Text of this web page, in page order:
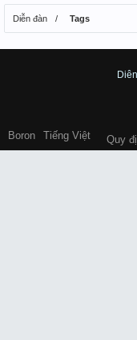
Diễn đàn Tags
Boron Tiếng Việt Quy